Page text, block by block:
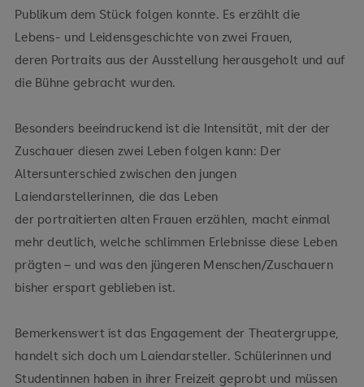
Publikum dem Stück folgen konnte. Es erzählt die
Lebens- und Leidensgeschichte von zwei Frauen,
deren Portraits aus der Ausstellung herausgeholt und auf
die Bühne gebracht wurden.
Besonders beeindruckend ist die Intensität, mit der der
Zuschauer diesen zwei Leben folgen kann: Der
Altersunterschied zwischen den jungen
Laiendarstellerinnen, die das Leben
der portraitierten alten Frauen erzählen, macht einmal
mehr deutlich, welche schlimmen Erlebnisse diese Leben
prägten – und was den jüngeren Menschen/Zuschauern
bisher erspart geblieben ist.
Bemerkenswert ist das Engagement der Theatergruppe,
handelt sich doch um Laiendarsteller. Schülerinnen und
Studentinnen haben in ihrer Freizeit geprobt und müssen